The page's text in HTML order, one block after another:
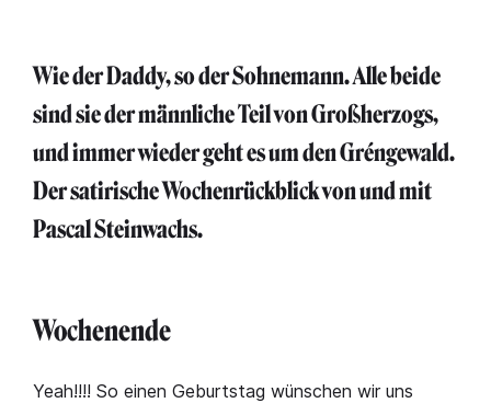
Wie der Daddy, so der Sohnemann. Alle beide
sind sie der männliche Teil von Großherzogs,
und immer wieder geht es um den Gréngewald.
Der satirische Wochenrückblick von und mit
Pascal Steinwachs.
Wochenende
Yeah!!!! So einen Geburtstag wünschen wir uns